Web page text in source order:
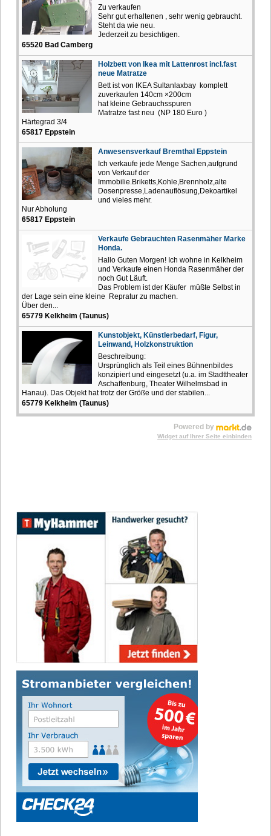
Zu verkaufen
Sehr gut erhaltenen , sehr wenig gebraucht.
Steht da wie neu.
Jederzeit zu besichtigen.
65520 Bad Camberg
Holzbett von Ikea mit Lattenrost incl.fast
neue Matratze
Bett ist von IKEA Sultanlaxbay komplett
zuverkaufen 140cm ×200cm
hat kleine Gebrauchsspuren
Matratze fast neu (NP 180 Euro )
Härtegrad 3/4
65817 Eppstein
Anwesensverkauf Bremthal Eppstein
Ich verkaufe jede Menge Sachen,aufgrund
von Verkauf der
Immobilie.Briketts,Kohle,Brennholz,alte
Dosenpresse,Ladenauflösung,Dekoartikel
und vieles mehr.
Nur Abholung
65817 Eppstein
Verkaufe Gebrauchten Rasenmäher Marke
Honda.
Hallo Guten Morgen! Ich wohne in Kelkheim
und Verkaufe einen Honda Rasenmäher der
noch Gut Läuft.
Das Problem ist der Käufer müßte Selbst in
der Lage sein eine kleine Repratur zu machen.
Über den...
65779 Kelkheim (Taunus)
Kunstobjekt, Künstlerbedarf, Figur,
Leinwand, Holzkonstruktion
Beschreibung:
Ursprünglich als Teil eines Bühnenbildes
konzipiert und eingesetzt (u.a. im Stadttheater
Aschaffenburg, Theater Wilhelmsbad in
Hanau). Das Objekt hat trotz der Größe und der stabilen...
65779 Kelkheim (Taunus)
Powered by
Widget auf Ihrer Seite einbinden